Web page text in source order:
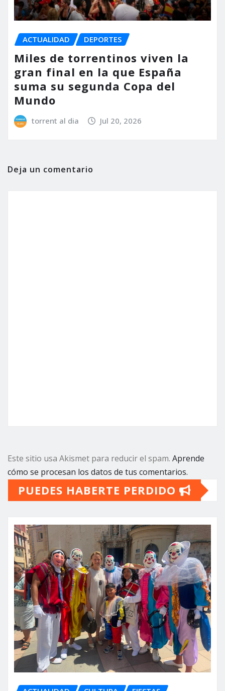
ACTUALIDAD DEPORTES
Miles de torrentinos viven la
gran final en la que España
suma su segunda Copa del
Mundo
torrent al dia Jul 20, 2026
Deja un comentario
Este sitio usa Akismet para reducir el spam. Aprende
cómo se procesan los datos de tus comentarios.
PUEDES HABERTE PERDIDO